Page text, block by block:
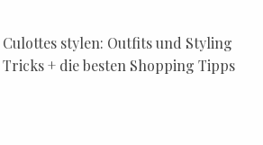
Culottes stylen: Outfits und Styling
Tricks + die besten Shopping Tipps